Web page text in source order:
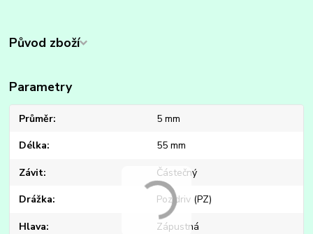
Původ zboží
Parametry
Průměr 5 mm
Délka 55 mm
Závit Částečný
Drážka Pozidriv (PZ)
Hlava Zápustná